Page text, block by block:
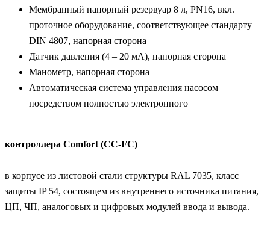
Мембранный напорный резервуар 8 л, PN16, вкл.
проточное оборудование, соответствующее стандарту
DIN 4807, напорная сторона
Датчик давления (4 – 20 мА), напорная сторона
Манометр, напорная сторона
Автоматическая система управления насосом
посредством полностью электронного
контроллера Comfort (CC-FC)
в корпусе из листовой стали структуры RAL 7035, класс
защиты IP 54, состоящем из внутреннего источника питания,
ЦП, ЧП, аналоговых и цифровых модулей ввода и вывода.